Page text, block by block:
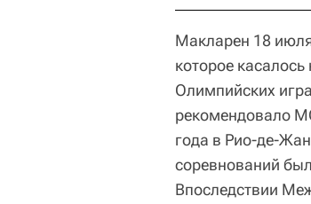
Макларен 18
которое
Олимпийских
рекомендовало
года в Рио-де-
соревнований
Впоследствии